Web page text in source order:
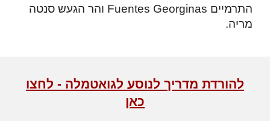
התרמיים Fuentes Georginas והר הגעש סנטה
מריה.
להורדת מדריך לנוסע לגואטמלה - לחצו
כאן